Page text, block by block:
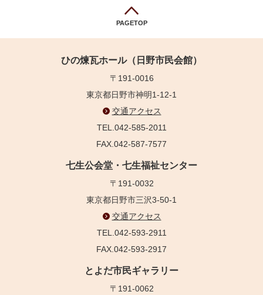
PAGETOP
ひの煉瓦ホール（日野市民会館）
〒191-0016
東京都日野市神明1-12-1
交通アクセス
TEL.042-585-2011
FAX.042-587-7577
七生公会堂・七生福祉センター
〒191-0032
東京都日野市三沢3-50-1
交通アクセス
TEL.042-593-2911
FAX.042-593-2917
とよだ市民ギャラリー
〒191-0062